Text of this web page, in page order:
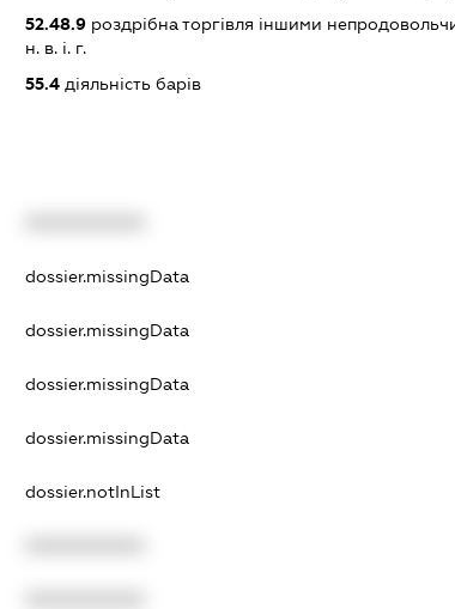
52.48.9роздрібна торгівля іншими
н. в. і. г.
55.4діяльність барів
dossier.missingData
dossier.missingData
dossier.missingData
dossier.missingData
dossier.notInList